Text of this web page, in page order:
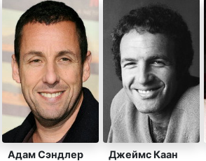
Адам Сэндлер Джеймс Каан